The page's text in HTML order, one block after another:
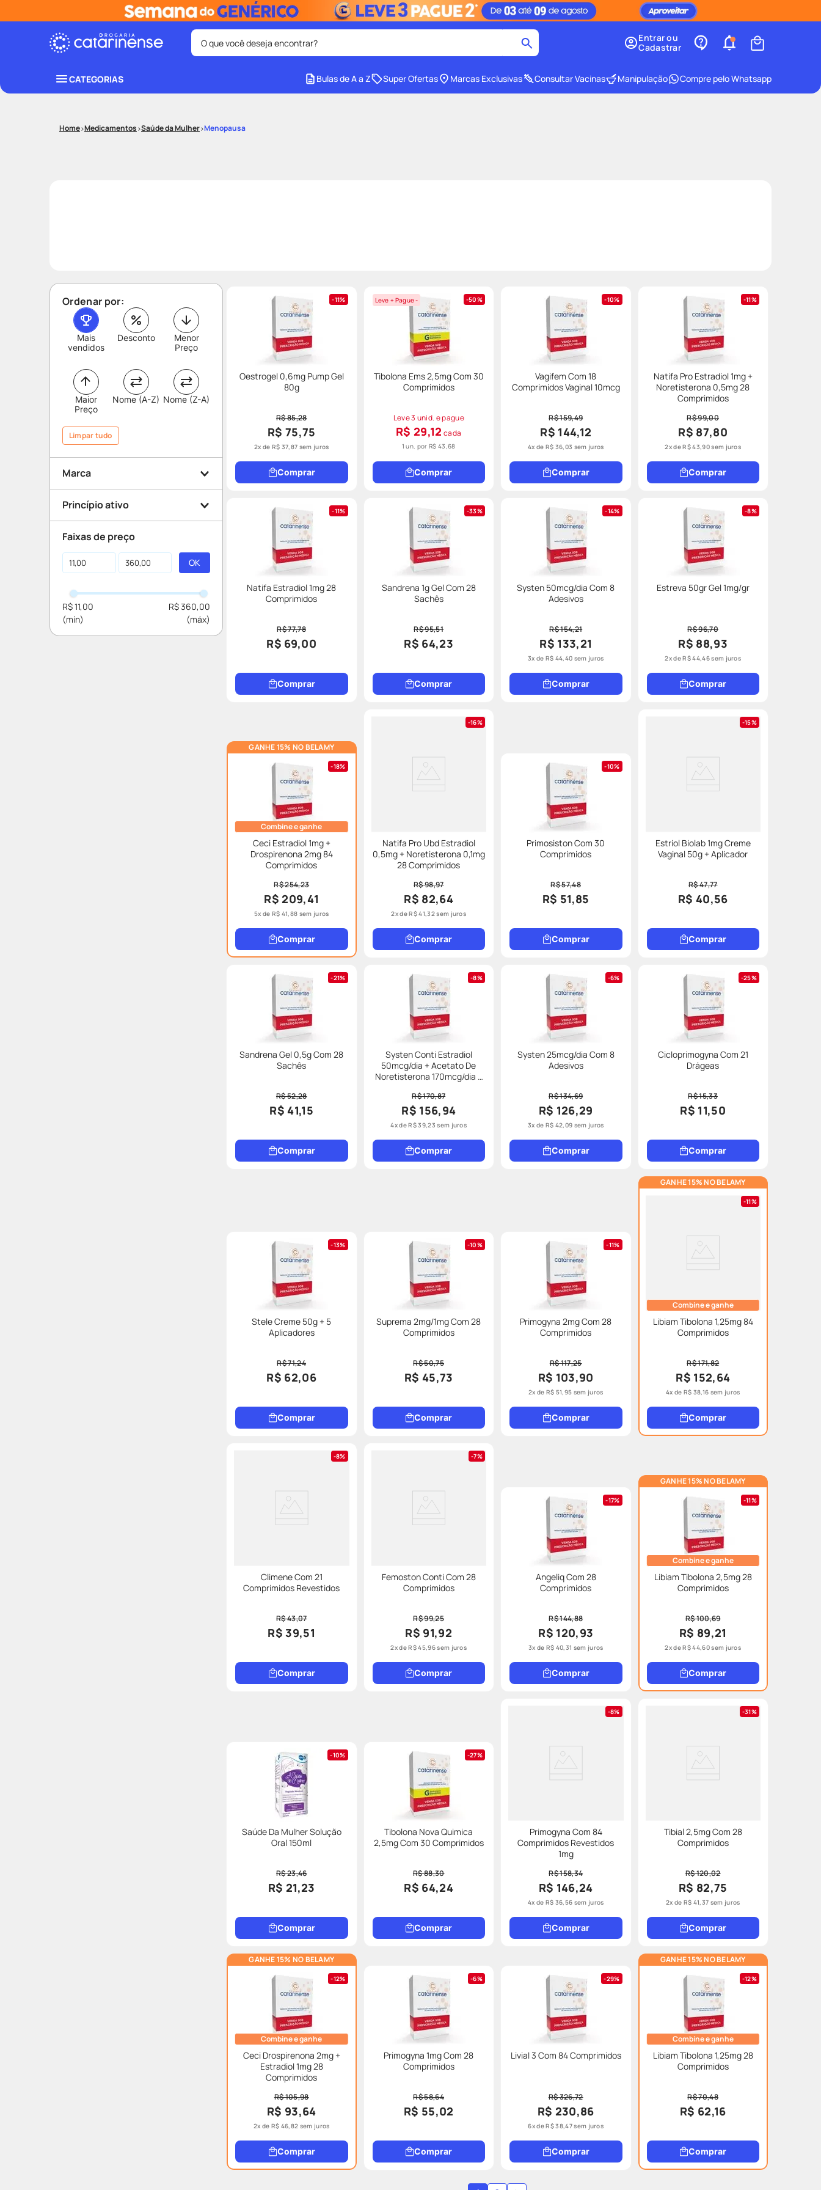
O que você deseja encontrar?
Entrar ou
Cadastrar
CATEGORIAS Bulas de A a Z Super Ofertas Marcas Exclusivas Consultar Vacinas Manipulação Compre pelo Whatsapp
Medicamentos Saúde da Mulher Menopausa
Ordenar por:
Mais
vendidos
Desconto
Maior
Preço
Menor
Preço
Nome (A-Z) Nome (Z-A)
Marca
Bayer
Theramex
Schering-plough
Libiam
Natifa
Princípio ativo
Valerato De Estradiol
Drospirenona
Estradiol
Etinilestradiol
Ribociclibe
Faixas de preço
R$ 11,00 R$ 360,00
Limpar tudo
11%
Oestrogel 0,6mg Pump Gel
80g
R$ 85,28
R$ 75,75
2x de R$ 37,87 sem juros
Comprar
Leve + Pague - 50%
Tibolona Ems 2,5mg Com 30
Comprimidos
Leve 3 unid. e pague
R$ 29,12 cada
1 un. porR$ 43,68
Comprar
10%
Vagifem Com 18
Comprimidos Vaginal 10mcg
R$ 159,49
R$ 144,12
4x de R$ 36,03 sem juros
Comprar
11%
Natifa Pro Estradiol 1mg +
Noretisterona 0,5mg 28
Comprimidos
R$ 99,00
R$ 87,80
2x deR$43,90sem juros
Comprar
11%
Natifa Estradiol 1mg 28
Comprimidos
R$ 77,78
R$ 69,00
Comprar
33%
Sandrena 1g Gel Com 28
Sachês
R$ 95,51
R$ 64,23
Comprar
14%
Systen 50mcg/dia Com 8
Adesivos
R$ 154,21
R$ 133,21
3x de R$ 44,40 sem juros
Comprar
8%
Estreva 50gr Gel 1mg/gr
R$ 96,70
R$ 88,93
2x deR$44,46sem juros
Comprar
GANHE 15% NO BELAMY
18%
Combine e ganhe
Ceci Estradiol 1mg +
Drospirenona 2mg 84
Comprimidos
R$ 254,23
R$ 209,41
5x de R$ 41 88 sem juros
Comprar
16%
Natifa Pro Ubd Estradiol
0,5mg + Noretisterona 0,1mg
28 Comprimidos
R$ 98,97
R$ 82,64
2x deR$41 ,32sem juros
Comprar
10%
Primosiston Com 30
Comprimidos
R$ 57,48
R$ 51,85
Comprar
15%
Estriol Biolab 1mg Creme
Vaginal 50g + Aplicador
R$ 47,77
R$ 40,56
Comprar
21%
Sandrena Gel 0,5g Com 28
Sachês
R$ 52,28
R$ 41,15
Comprar
8%
Systen Conti Estradiol
50mcg/dia + Acetato De
Noretisterona 170mcg/dia 8
R$ 170,87
R$ 156,94
4x deR$39,23 sem juros
Comprar
6%
Systen 25mcg/dia Com 8
Adesivos
R$ 134,69
R$ 126,29
3x de R$ 42 09 sem juros
Comprar
25%
Cicloprimogyna Com 21
Drágeas
R$ 15,33
R$ 11,50
Comprar
13%
Stele Creme 50g + 5
Aplicadores
R$ 71,24
R$ 62,06
Comprar
10%
Suprema 2mg/1mg Com 28
Comprimidos
R$ 50,75
R$ 45,73
Comprar
11%
Primogyna 2mg Com 28
Comprimidos
R$ 117,25
R$ 103,90
2x de R$ 51,95 sem juros
Comprar
GANHE 15% NO BELAMY
11%
Combine e ganhe
Libiam Tibolona 1,25mg 84
Comprimidos
R$ 171,82
R$ 152,64
4x de R$ 38,16 sem juros
Comprar
8%
Climene Com 21
Comprimidos Revestidos
R$ 43,07
R$ 39,51
Comprar
7%
Femoston Conti Com 28
Comprimidos
R$ 99,25
R$ 91,92
2x deR$45,96sem juros
Comprar
17%
Angeliq Com 28
Comprimidos
R$ 144,88
R$ 120,93
3x de R$ 40 31 sem juros
Comprar
GANHE 15% NO BELAMY
11%
Combine e ganhe
Libiam Tibolona 2,5mg 28
Comprimidos
R$ 100,69
R$ 89,21
2x deR$44,60sem juros
Comprar
10%
Saúde Da Mulher Solução
Oral 150ml
R$ 23,46
R$ 21,23
Comprar
27%
Tibolona Nova Quimica
2,5mg Com 30 Comprimidos
R$ 88,30
R$ 64,24
Comprar
8%
Primogyna Com 84
Comprimidos Revestidos
1mg
R$ 158,34
R$ 146,24
4x de R$ 36,56 sem juros
Comprar
31%
Tibial 2,5mg Com 28
Comprimidos
R$ 120,02
R$ 82,75
2x de R$ 41,37 sem juros
Comprar
GANHE 15% NO BELAMY
12%
Combine e ganhe
Ceci Drospirenona 2mg +
Estradiol 1mg 28
Comprimidos
R$ 105,98
R$ 93,64
2x de R$ 46,82 sem juros
Comprar
6%
Primogyna 1mg Com 28
Comprimidos
R$ 58,64
R$ 55,02
Comprar
29%
Livial 3 Com 84 Comprimidos
R$ 326,72
R$ 230,86
6x deR$38,47sem juros
Comprar
GANHE 15% NO BELAMY
12%
Combine e ganhe
Libiam Tibolona 1,25mg 28
Comprimidos
R$ 70,48
R$ 62,16
Comprar